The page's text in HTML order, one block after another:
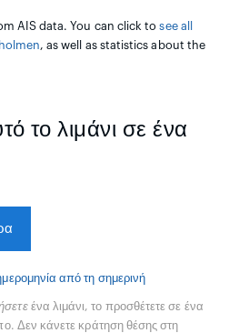
AIS data. You can click tosee all
, as well as statistics about the
το λιμάνι σε ένα
από τη σημερινή
ένα λιμάνι, το προσθέτετε σε ένα
Δεν κάνετε κράτηση θέσης στη